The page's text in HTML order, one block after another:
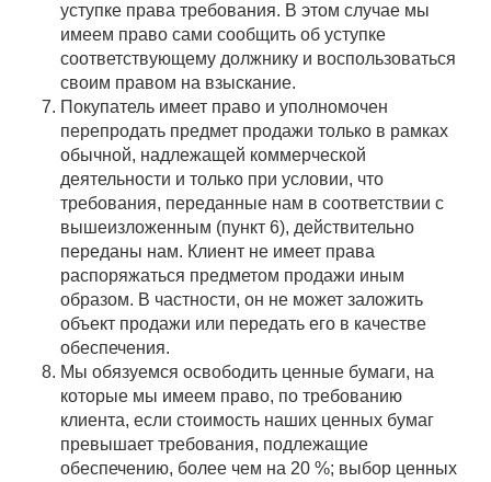
уступке права требования. В этом случае мы
имеем право сами сообщить об уступке
соответствующему должнику и воспользоваться
своим правом на взыскание.
Покупатель имеет право и уполномочен
перепродать предмет продажи только в рамках
обычной, надлежащей коммерческой
деятельности и только при условии, что
требования, переданные нам в соответствии с
вышеизложенным (пункт 6), действительно
переданы нам. Клиент не имеет права
распоряжаться предметом продажи иным
образом. В частности, он не может заложить
объект продажи или передать его в качестве
обеспечения.
Мы обязуемся освободить ценные бумаги, на
которые мы имеем право, по требованию
клиента, если стоимость наших ценных бумаг
превышает требования, подлежащие
обеспечению, более чем на 20 %; выбор ценных